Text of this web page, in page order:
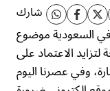
شارك
السعودية موضوع
الاعتماد على
وفي عصرنا اليوم